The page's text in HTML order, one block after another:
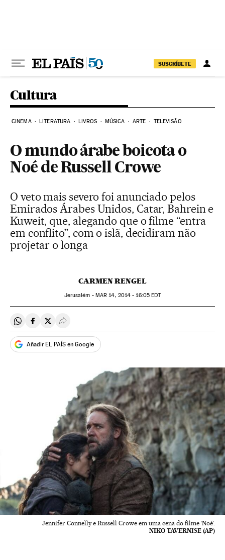
SUSCRÍBETE
Cultura
CINEMA LITERATURA LIVROS MÚSICA ARTE TELEVISÃO
O mundo árabe boicota o
Noé de Russell Crowe
O veto mais severo foi anunciado pelos
Emirados Árabes Unidos, Catar, Bahrein e
Kuweit, que, alegando que o filme “entra
em conflito”, com o islã, decidiram não
projetar o longa
CARMEN RENGEL
Jerusalém - MAR 14, 2014 - 16:05EDT
Compartir en Whatsapp
Compartir en Facebook
Compartir en Twitter
Desplegar Redes Sociales
Añadir EL PAÍS en Google
Jennifer Connelly e Russell Crowe em uma cena do filme ‘Noé’.
NIKO TAVERNISE (AP)